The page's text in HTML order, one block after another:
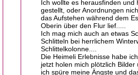
Ich wollte es herausfinden und
gestellt, oder Anordnungen
das Aufstehen während dem
Oberin über den Flur lief.....
Ich mag mich auch an etwas
Schlitteln bei herrlichem
Schlittelkolonne....
Die Heimeli Erlebnisse habe
jetzt holen mich plötzlich Bilder
ich spüre meine Ängste und